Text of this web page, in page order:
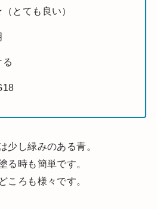
ても良い）
少し緑みのある青。
る時も簡単です。
ころも様々です。